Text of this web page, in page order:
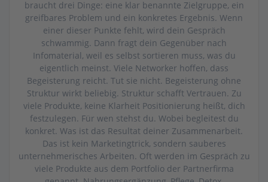
braucht drei Dinge: eine klar benannte Zielgruppe, ein
greifbares Problem und ein konkretes Ergebnis. Wenn
einer dieser Punkte fehlt, wird dein Gespräch
schwammig. Dann fragt dein Gegenüber nach
Infomaterial, weil es selbst sortieren muss, was du
eigentlich meinst. Viele Networker hoffen, dass
Begeisterung reicht. Tut sie nicht. Begeisterung ohne
Struktur wirkt beliebig. Struktur schafft Vertrauen. Zu
viele Produkte, keine Klarheit Positionierung heißt, dich
festzulegen. Für wen stehst du. Wobei begleitest du
konkret. Was ist das Resultat deiner Zusammenarbeit.
Das ist kein Marketingtrick, sondern sauberes
unternehmerisches Arbeiten. Oft werden im Gespräch zu
viele Produkte aus dem Portfolio der Partnerfirma